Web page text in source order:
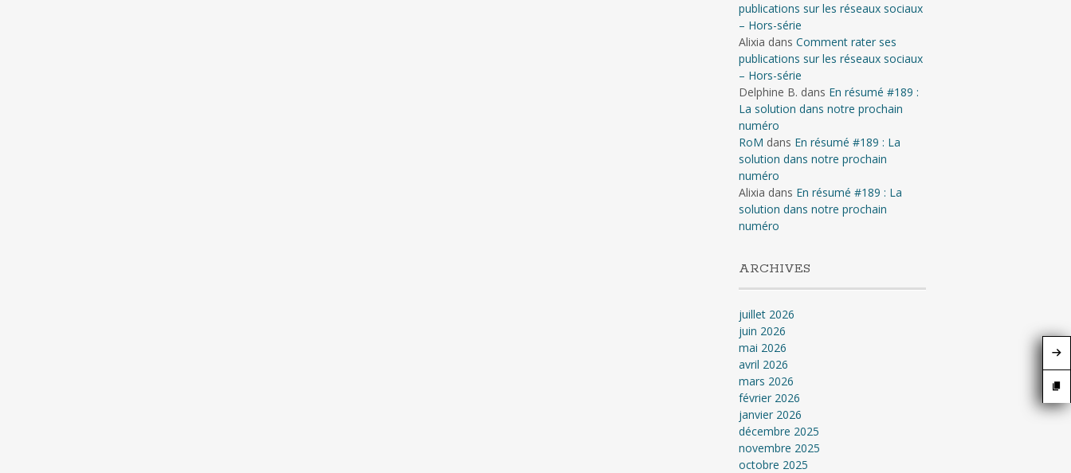
publications sur les réseaux sociaux
– Hors-série
Alixia dans Comment rater ses
publications sur les réseaux sociaux
– Hors-série
Delphine B. dans En résumé #189 :
La solution dans notre prochain
numéro
RoM dans En résumé #189 : La
solution dans notre prochain
numéro
Alixia dans En résumé #189 : La
solution dans notre prochain
numéro
ARCHIVES
juillet 2026
juin 2026
mai 2026
avril 2026
mars 2026
février 2026
janvier 2026
décembre 2025
novembre 2025
octobre 2025